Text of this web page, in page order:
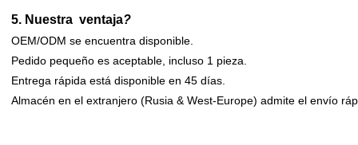
5. Nuestra ventaja?
OEM/ODM se encuentra disponible.
Pedido pequeño es aceptable, incluso 1 pieza.
Entrega rápida está disponible en 45 días.
Almacén en el extranjero (Rusia & West-Europe) admite el envío